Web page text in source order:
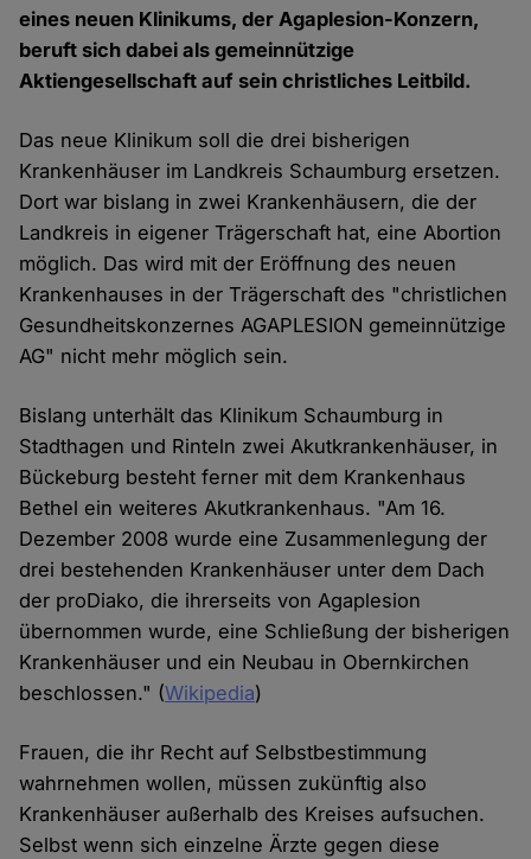
eines neuen Klinikums, der Agaplesion-Konzern,
beruft sich dabei als gemeinnützige
Aktiengesellschaft auf sein christliches Leitbild.
Das neue Klinikum soll die drei bisherigen
Krankenhäuser im Landkreis Schaumburg ersetzen.
Dort war bislang in zwei Krankenhäusern, die der
Landkreis in eigener Trägerschaft hat, eine Abortion
möglich. Das wird mit der Eröffnung des neuen
Krankenhauses in der Trägerschaft des "christlichen
Gesundheitskonzernes AGAPLESION gemeinnützige
AG" nicht mehr möglich sein.
Bislang unterhält das Klinikum Schaumburg in
Stadthagen und Rinteln zwei Akutkrankenhäuser, in
Bückeburg besteht ferner mit dem Krankenhaus
Bethel ein weiteres Akutkrankenhaus. "Am 16.
Dezember 2008 wurde eine Zusammenlegung der
drei bestehenden Krankenhäuser unter dem Dach
der proDiako, die ihrerseits von Agaplesion
übernommen wurde, eine Schließung der bisherigen
Krankenhäuser und ein Neubau in Obernkirchen
beschlossen." (Wikipedia)
Frauen, die ihr Recht auf Selbstbestimmung
wahrnehmen wollen, müssen zukünftig also
Krankenhäuser außerhalb des Kreises aufsuchen.
Selbst wenn sich einzelne Ärzte gegen diese